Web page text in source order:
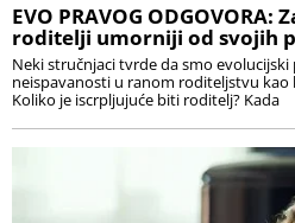
EVO PRAVOG ODGOVORA:
roditelji umorniji od svojih
Neki stručnjaci tvrde da smo
neispavanosti u ranom roditeljstvu
Koliko je iscrpljujuće biti roditelj? Kada